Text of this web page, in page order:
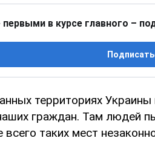
первыми в курсе главного –
территориях Украины
граждан. Там людей
таких мест